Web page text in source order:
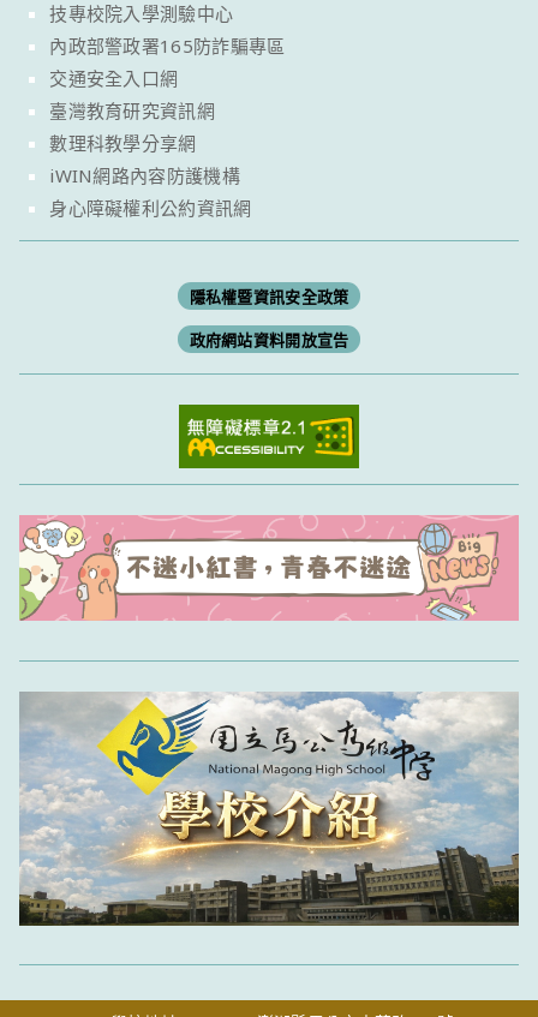
技專校院入學測驗中心
內政部警政署165防詐騙專區
交通安全入口網
臺灣教育研究資訊網
數理科教學分享網
iWIN網路內容防護機構
身心障礙權利公約資訊網
隱私權暨資訊安全政策
政府網站資料開放宣告